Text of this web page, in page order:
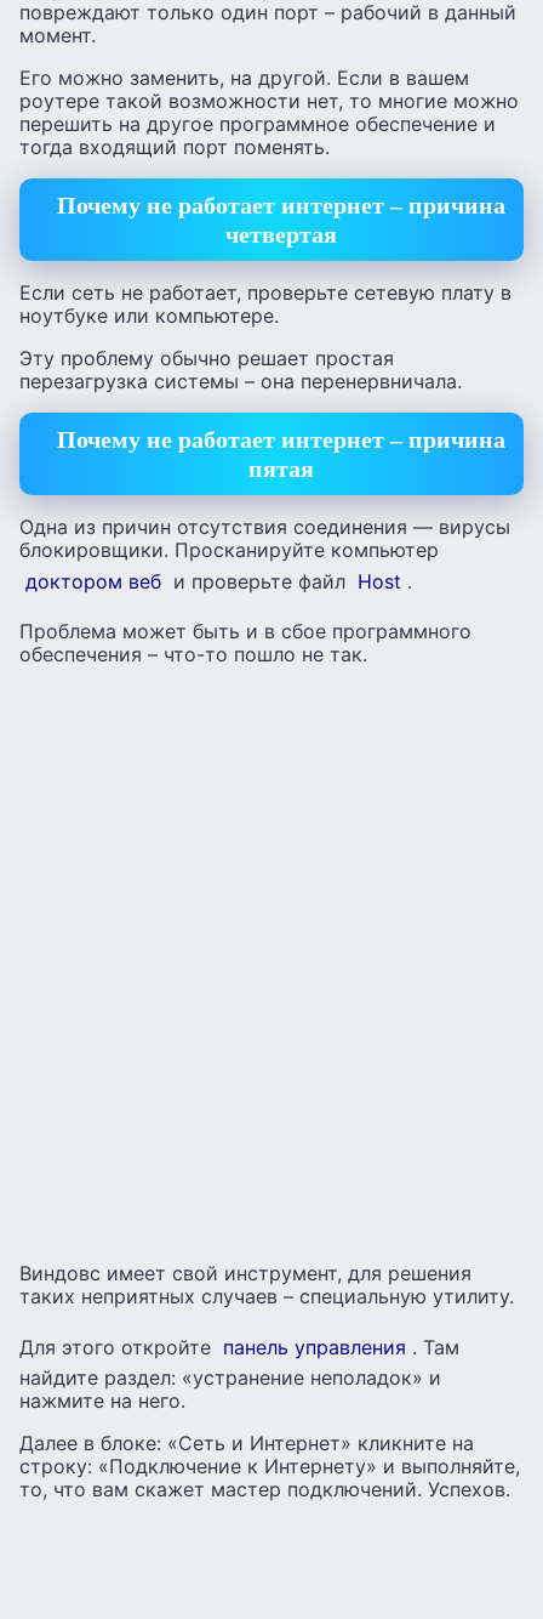
повреждают только один порт – рабочий в данный
момент.
Его можно заменить, на другой. Если в вашем
роутере такой возможности нет, то многие можно
перешить на другое программное обеспечение и
тогда входящий порт поменять.
Почему не работает интернет – причина
четвертая
Если сеть не работает, проверьте сетевую плату в
ноутбуке или компьютере.
Эту проблему обычно решает простая
перезагрузка системы – она перенервничала.
Почему не работает интернет – причина
пятая
Одна из причин отсутствия соединения — вирусы
блокировщики. Просканируйте компьютер
доктором веб и проверьте файл Host .
Проблема может быть и в сбое программного
обеспечения – что-то пошло не так.
Виндовс имеет свой инструмент, для решения
таких неприятных случаев – специальную утилиту.
Для этого откройте панель управления . Там
найдите раздел: «устранение неполадок» и
нажмите на него.
Далее в блоке: «Сеть и Интернет» кликните на
строку: «Подключение к Интернету» и выполняйте,
то, что вам скажет мастер подключений. Успехов.